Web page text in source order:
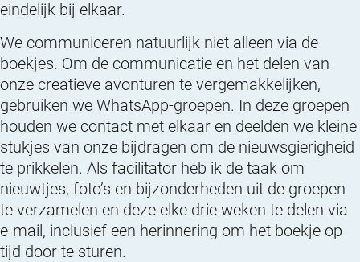
eindelijk bij elkaar.
We communiceren natuurlijk niet alleen via de
boekjes. Om de communicatie en het delen van
onze creatieve avonturen te vergemakkelijken,
gebruiken we WhatsApp-groepen. In deze groepen
houden we contact met elkaar en deelden we kleine
stukjes van onze bijdragen om de nieuwsgierigheid
te prikkelen. Als facilitator heb ik de taak om
nieuwtjes, foto’s en bijzonderheden uit de groepen
te verzamelen en deze elke drie weken te delen via
e-mail, inclusief een herinnering om het boekje op
tijd door te sturen.